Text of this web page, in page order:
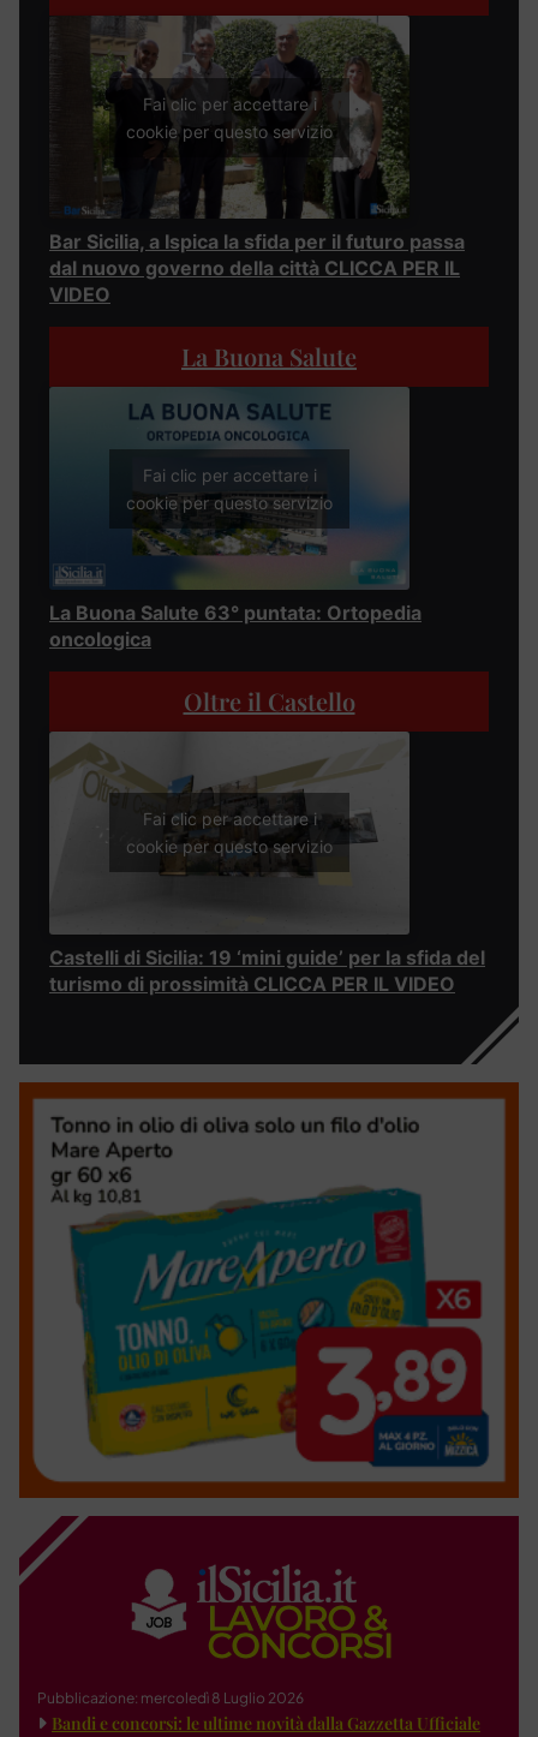
Fai clic per accettare i
cookie per questo servizio
Bar Sicilia, a Ispica la sfida per il futuro passa
dal nuovo governo della città CLICCA PER IL
VIDEO
La Buona Salute
Fai clic per accettare i
cookie per questo servizio
La Buona Salute 63° puntata: Ortopedia
oncologica
Oltre il Castello
Fai clic per accettare i
cookie per questo servizio
Castelli di Sicilia: 19 ‘mini guide’ per la sfida del
turismo di prossimità CLICCA PER IL VIDEO
Pubblicazione: mercoledì 8 Luglio 2026
Bandi e concorsi: le ultime novità dalla Gazzetta Ufficiale